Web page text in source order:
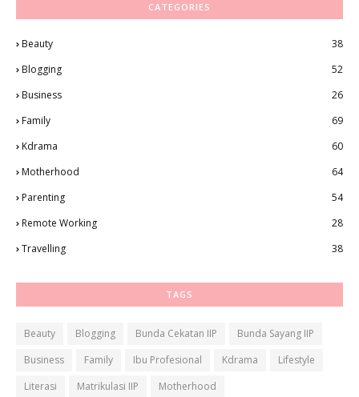
CATEGORIES
Beauty
38
Blogging
52
Business
26
Family
69
Kdrama
60
Motherhood
64
Parenting
54
Remote Working
28
Travelling
38
TAGS
Beauty Blogging Bunda Cekatan IIP
Bunda Sayang IIP
Business
Family Ibu Profesional Kdrama
Lifestyle
Literasi
Matrikulasi IIP
Motherhood